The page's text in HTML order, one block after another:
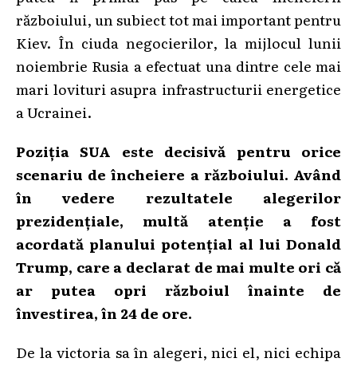
războiului, un subiect tot mai important pentru
Kiev. În ciuda negocierilor, la mijlocul lunii
noiembrie Rusia a efectuat una dintre cele mai
mari lovituri asupra infrastructurii energetice
a Ucrainei.
Poziția SUA este decisivă pentru orice
scenariu de încheiere a războiului. Având
în vedere rezultatele alegerilor
prezidențiale, multă atenție a fost
acordată planului potențial al lui Donald
Trump, care a declarat de mai multe ori că
ar putea opri războiul înainte de
învestirea, în 24 de ore.
De la victoria sa în alegeri, nici el, nici echipa